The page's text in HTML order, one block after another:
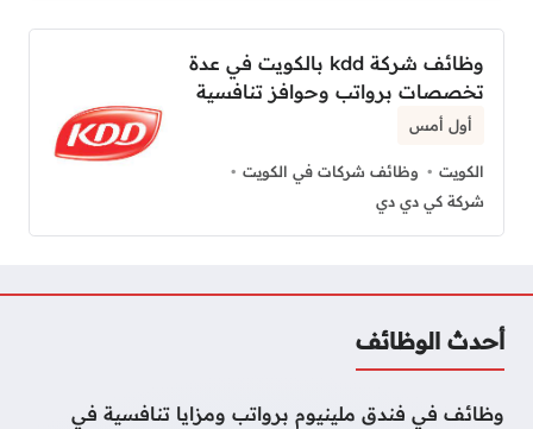
وظائف شركة kdd بالكويت في عدة
تخصصات برواتب وحوافز تنافسية
أول أمس
الكويت
وظائف شركات في الكويت
شركة كي دي دي
أحدث الوظائف
وظائف في فندق ملينيوم برواتب ومزايا تنافسية في